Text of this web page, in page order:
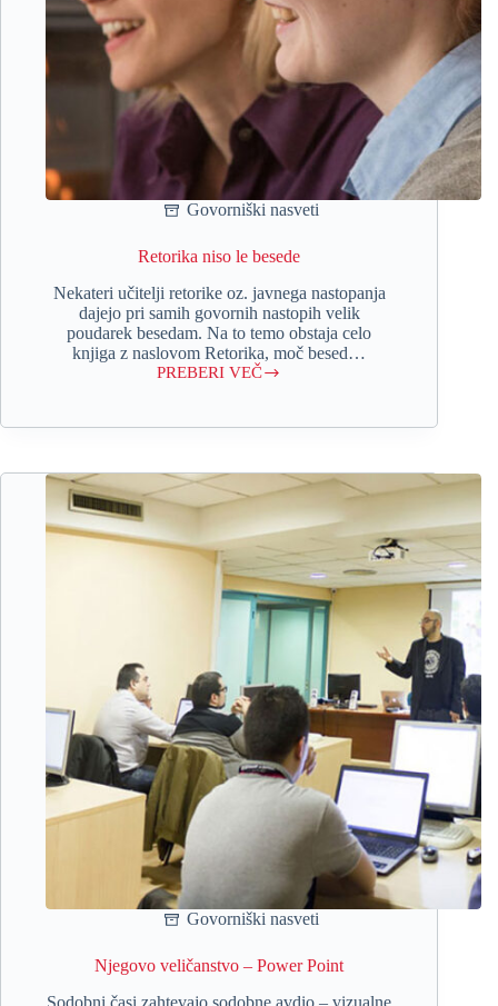
Govorniški nasveti
Retorika niso le besede
Nekateri učitelji retorike oz. javnega nastopanja
dajejo pri samih govornih nastopih velik
poudarek besedam. Na to temo obstaja celo
knjiga z naslovom Retorika, moč besed…
PREBERI VEČ
Retorika
Govorniški nasveti
Njegovo veličanstvo – Power Point